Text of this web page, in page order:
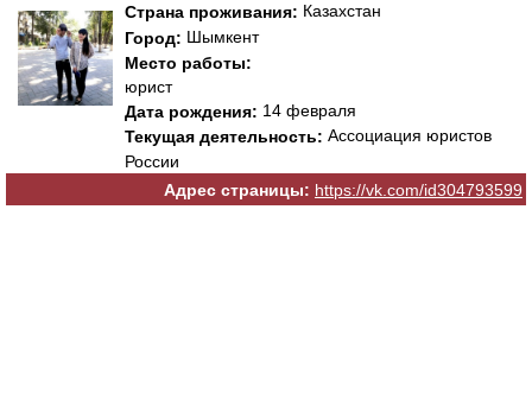
Страна проживания: Казахстан
Город: Шымкент
Место работы:
юрист
Дата рождения: 14 февраля
Текущая деятельность: Ассоциация юристов
России
Адрес страницы: https://vk.com/id304793599